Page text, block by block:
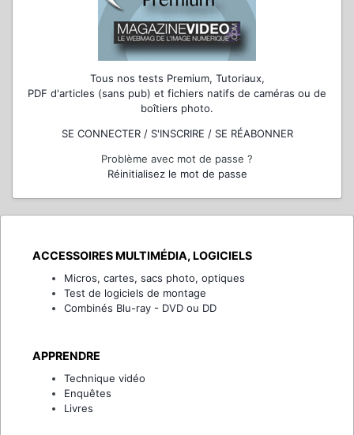
Tous nos tests Premium, Tutoriaux,
PDF d'articles (sans pub) et fichiers natifs de caméras ou de
boîtiers photo.
SE CONNECTER / S'INSCRIRE / SE RÉABONNER
Problème avec mot de passe ?
Réinitialisez le mot de passe
ACCESSOIRES MULTIMÉDIA, LOGICIELS
Micros, cartes, sacs photo, optiques
Test de logiciels de montage
Combinés Blu-ray - DVD ou DD
APPRENDRE
Technique vidéo
Enquêtes
Livres